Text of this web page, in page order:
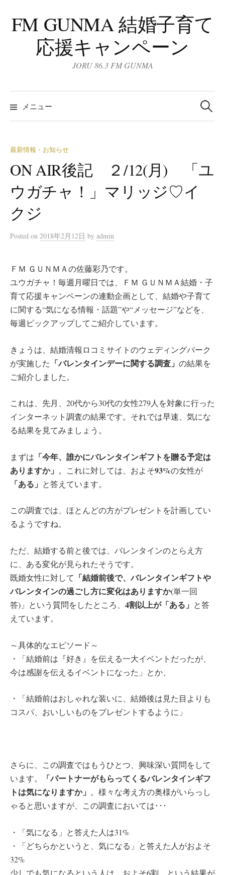
ン
テ
FM GUNMA 結婚子育て
応援キャンペーン
JORU 86.3 FM GUNMA
メニュー
検
索:
最新情報・お知らせ
ON AIR後記 ２/12(月) 「ユ
ウガチャ！」マリッジ♡イ
クジ
Posted on 2018年2月12日 by admin
ＦＭ ＧＵＮＭＡの佐藤彩乃です。
ユウガチャ！毎週月曜日では、ＦＭ ＧＵＮＭＡ結婚・子
育て応援キャンペーンの連動企画として、結婚や子育て
に関する“気になる情報・話題”や“メッセージ”などを、
毎週ピックアップしてご紹介しています。
きょうは、結婚清報ロコミサイトのウェディングパーク
が実施した 「バレンタインデーに関する調査」 の結果を
ご紹介しました。
これは、先月、20代から30代の女性279人を対象に行った
インターネット調査の結果です。それでは早速、気にな
る結果を見てみましょう。
まずは 「今年、誰かにバレンタインギフトを贈る予定は
ありますか」 。これに対しては、およそ93%の女性が
「ある」 と答えています。
この調査では、ほとんどの方がプレゼントを計画してい
るようですね。
ただ、結婚する前と後では、バレンタインのとらえ方
に、ある変化が見られたそうです。
既婚女性に対して 「結婚前後で、バレンタインギフトや
バレンタインの過ごし方に変化はありますか(単一回
答)」という質問をしたところ、 4割以上が「ある」 と答
えています。
～具体的なエピソード～
・「結婚前は『好き』を伝える一大イベントだったが、
今は感謝を伝えるイベントになった」とか、
・「結婚前はおしゃれな装いに、結婚後は見た目よりも
コスパ、おいしいものをプレゼントするように」
さらに、この調査ではもうひとつ、興味深い質問をして
います。
「パートナーがもらってくるバレンタインギフ
トは気になりますか」 。様々な考え方の奥様がいらっし
ゃると思いますが、この調査においては･･･
・「気になる」と答えた人は31%
・「どちらかというと、気になる」と答えた人がおよそ
32%
少しでも気になるという人は、およそ6割、という結果が